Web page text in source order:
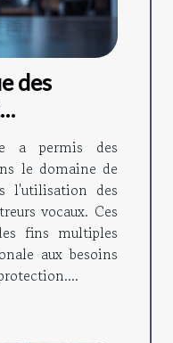
des
dans la
a permis des
le domaine de
l'utilisation des
vocaux. Ces
fins multiples
aux besoins